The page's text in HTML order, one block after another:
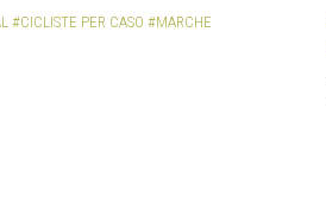
#CICLISTE PER CASO #MARCHE